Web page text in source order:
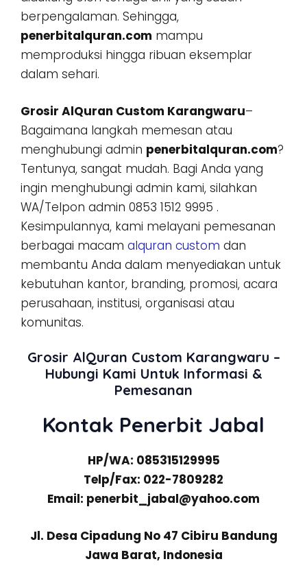
berpengalaman. Sehingga,
penerbitalquran.com mampu
memproduksi hingga ribuan eksemplar
dalam sehari.
Grosir AlQuran Custom Karangwaru–
Bagaimana langkah memesan atau
menghubungi admin penerbitalquran.com?
Tentunya, sangat mudah. Bagi Anda yang
ingin menghubungi admin kami, silahkan
WA/Telpon admin 0853 1512 9995 .
Kesimpulannya, kami melayani pemesanan
berbagai macam alquran custom dan
membantu Anda dalam menyediakan untuk
kebutuhan kantor, branding, promosi, acara
perusahaan, institusi, organisasi atau
komunitas.
Grosir AlQuran Custom Karangwaru –
Hubungi Kami Untuk Informasi &
Pemesanan
Kontak Penerbit Jabal
HP/WA: 085315129995
Telp/Fax: 022-7809282
Email: penerbit_jabal@yahoo.com
Jl. Desa Cipadung No 47 Cibiru Bandung
Jawa Barat, Indonesia